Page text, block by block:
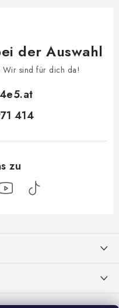
der Auswahl
Wir sind für dich da!
414